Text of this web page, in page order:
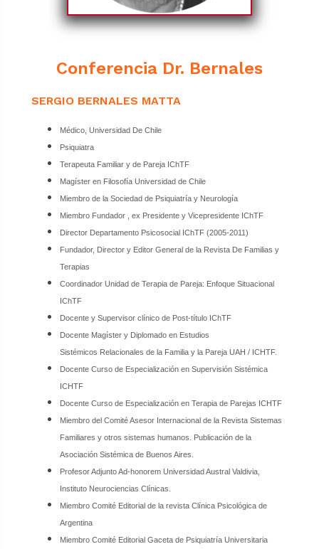
Conferencia Dr. Bernales
SERGIO BERNALES MATTA
Médico, Universidad De Chile
Psiquiatra
Terapeuta Familiar y de Pareja IChTF
Magíster en Filosofía Universidad de Chile
Miembro de la Sociedad de Psiquiatría y Neurología
Miembro Fundador , ex Presidente y Vicepresidente IChTF
Director Departamento Psicosocial IChTF (2005-2011)
Fundador, Director y Editor General de la Revista De Familias y
Terapias
Coordinador Unidad de Terapia de Pareja: Enfoque Situacional
IChTF
Docente y Supervisor clínico de Post-título IChTF
Docente Magíster y Diplomado en Estudios
Sistémicos Relacionales de la Familia y la Pareja UAH / ICHTF.
Docente Curso de Especialización en Supervisión Sistémica
ICHTF
Docente Curso de Especialización en Terapia de Parejas ICHTF
Miembro del Comité Asesor Internacional de la Revista Sistemas
Familiares y otros sistemas humanos. Publicación de la
Asociación Sistémica de Buenos Aires.
Profesor Adjunto Ad-honorem Universidad Austral Valdivia,
Instituto Neurociencias Clínicas.
Miembro Comité Editorial de la revista Clínica Psicológica de
Argentina
Miembro Comité Editorial Gaceta de Psiquiatría Universitaria